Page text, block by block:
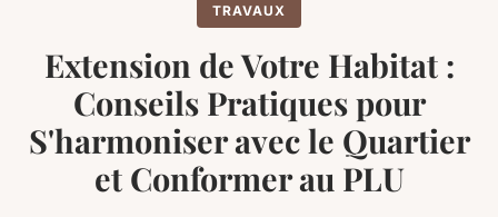
TRAVAUX
Extension de Votre Habitat :
Conseils Pratiques pour
S'harmoniser avec le Quartier
et Conformer au PLU